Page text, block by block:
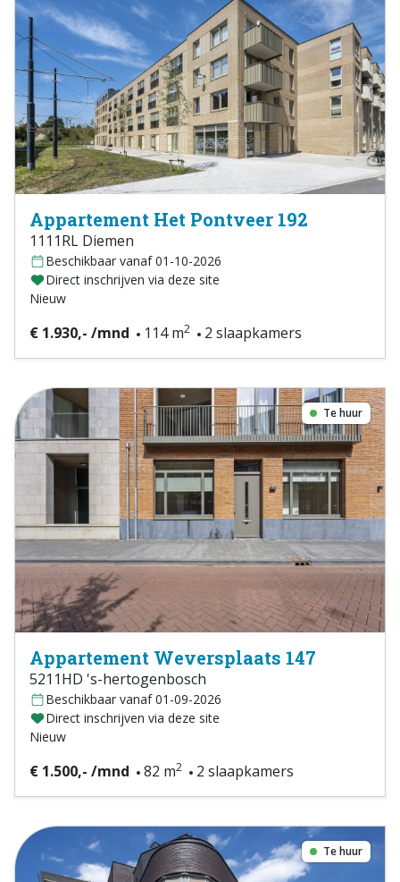
Appartement Het Pontveer 192
1111RL Diemen
Beschikbaar vanaf 01-10-2026
Direct inschrijven via deze site
Nieuw
€ 1.930,- /mnd 114 m2 2 slaapkamers
Te huur
Appartement Weversplaats 147
5211HD 's-hertogenbosch
Beschikbaar vanaf 01-09-2026
Direct inschrijven via deze site
Nieuw
€ 1.500,- /mnd 82 m2 2 slaapkamers
Te huur